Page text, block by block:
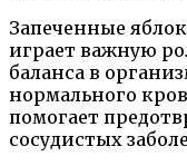
Запеченные
играет важную
баланса в
нормального
помогает
сосудистых